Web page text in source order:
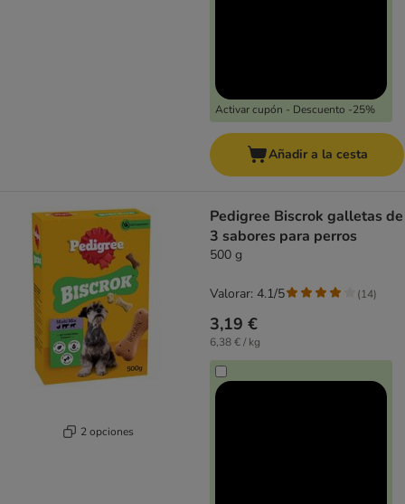
Activar cupón - Descuento -25%
Añadir a la cesta
2 opciones
Pedigree Biscrok galletas de
3 sabores para perros
500 g
3,19 €
6,38 € / kg
Valorar: 4.1/5 (14)